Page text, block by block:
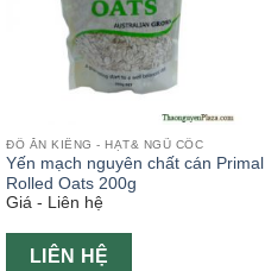
ĐỒ ĂN KIÊNG - HẠT& NGŨ CỐC
Yến mạch nguyên chất cán Primal
Rolled Oats 200g
Giá - Liên hệ
LIÊN HỆ